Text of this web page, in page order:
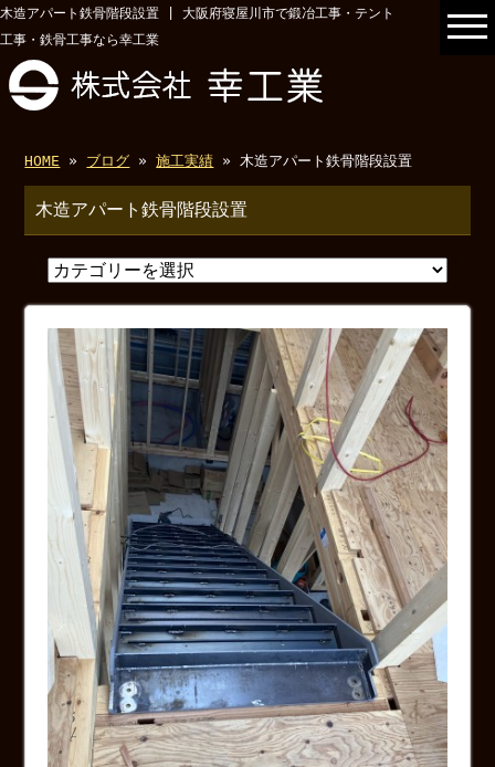
木造アパート鉄骨階段設置 | 大阪府寝屋川市で鍛冶工事・テント
工事・鉄骨工事なら幸工業
HOME » ブログ »施工実績 » 木造アパート鉄骨階段設置
木造アパート鉄骨階段設置